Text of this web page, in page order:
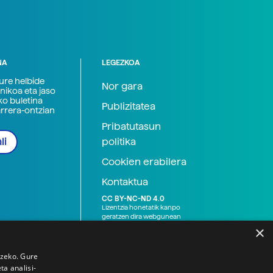
helbide
eta jaso
buletina
ontzian
LEGEZKOA
Nor gara
Publizitatea
Pribatutasun
politika
Cookien erabilera
Kontaktua
CC BY-NC-ND 4.0
Lizentzia honetatik kanpo
geratzen dira webgunean
×
Gure
analisi-